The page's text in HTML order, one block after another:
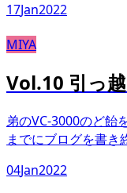
17Jan2022
MIYA
Vol.10 引っ
弟のVC-3000のど飴
までにブログを書き
04Jan2022